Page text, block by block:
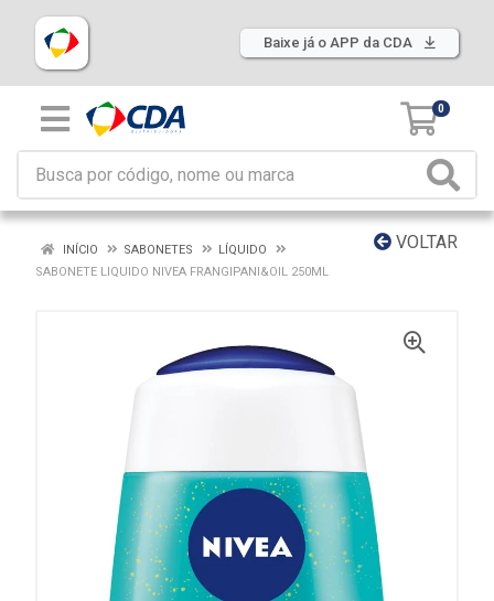
Baixe já o APP da CDA
0
VOLTAR
INÍCIO SABONETES
LÍQUIDO
SABONETE LIQUIDO NIVEA FRANGIPANI&OIL 250ML